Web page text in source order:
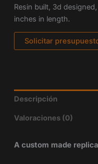
Resin built, 3d
inches in length.
Solicitar
Descripción
Valoraciones (0)
A custom made replica